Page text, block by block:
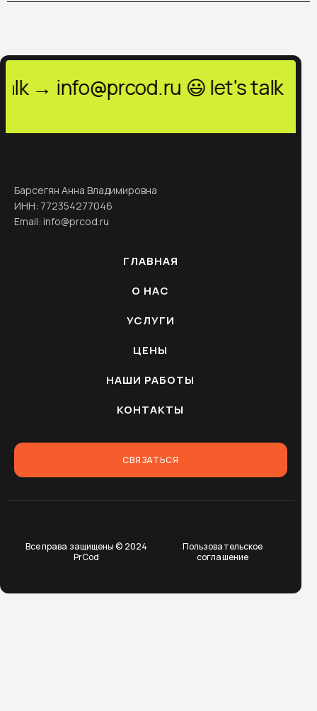
info@prcod.ru 😃 let's talk →
Барсегян Анна Владимировна
ИНН: 772354277046
Email: info@prcod.ru
ГЛАВНАЯ
О НАС
УСЛУГИ
ЦЕНЫ
НАШИ РАБОТЫ
КОНТАКТЫ
СВЯЗАТЬСЯ
Все права защищены © 2024
PrCod
Пользовательское
соглашение